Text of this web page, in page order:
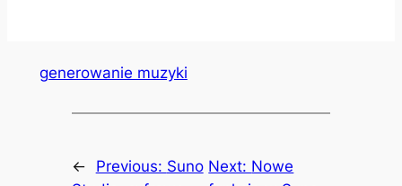
generowanie muzyki
← Previous: Suno Next: Nowe